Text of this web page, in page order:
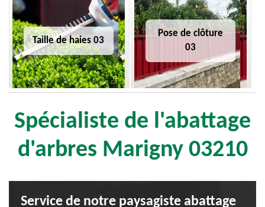
Taille de haies 03
Pose de clôture
03
Spécialiste de l'abattage
d'arbres Marigny 03210
Service de notre paysagiste abattage